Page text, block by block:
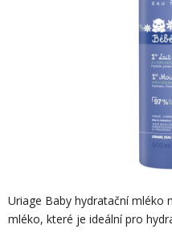
Uriage Baby hydratační mléko
mléko, které je ideální pro